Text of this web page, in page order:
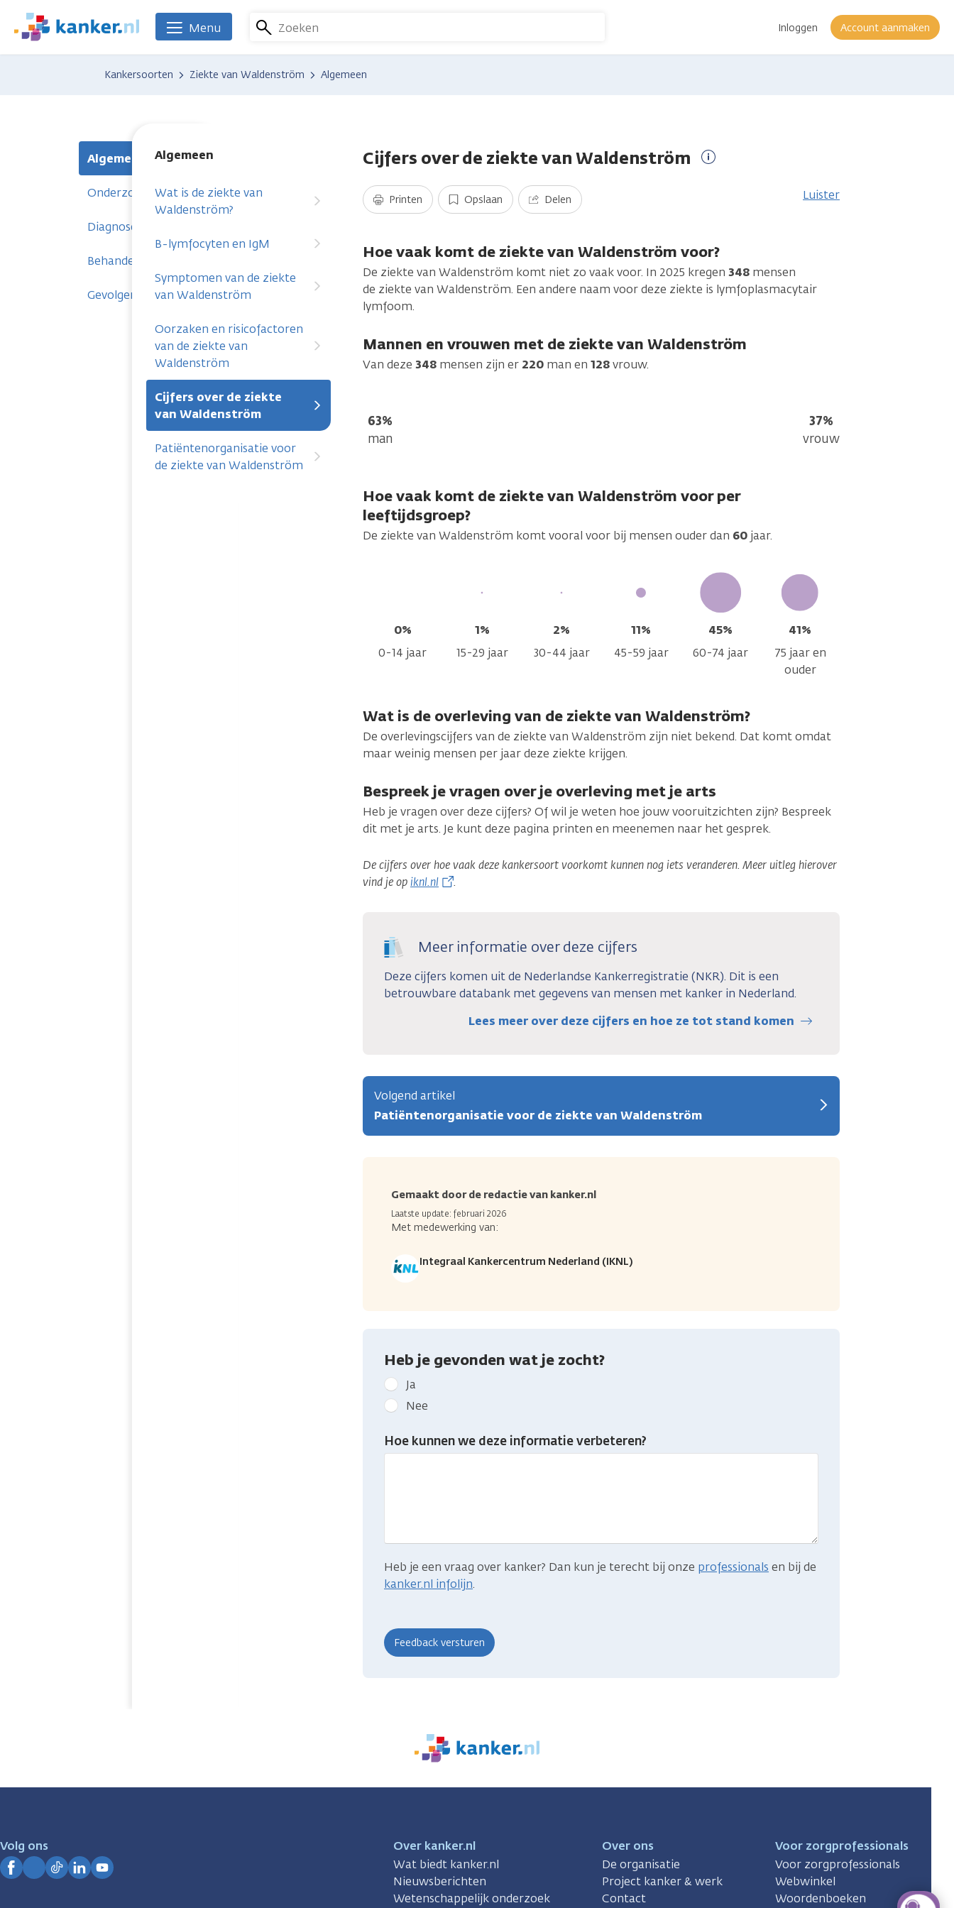
naar
We
zijn
Zoeken Inloggen Account aanmaken
Menu
Kankersoorten Ziekte van Waldenström Algemeen
Algemeen Algemeen
Wat is de ziekte van
Waldenström?
B-lymfocyten en IgM
Symptomen van de ziekte
van Waldenström
Oorzaken en risicofactoren
van de ziekte van
Waldenström
Cijfers over de ziekte
van Waldenström
Patiëntenorganisatie voor
de ziekte van Waldenström
Onderzoeken
Diagnose
Behandelingen
Gevolgen
Cijfers over de ziekte van Waldenström
Printen Opslaan Delen Luister
Hoe vaak komt de ziekte van Waldenström voor?
De ziekte van Waldenström komt niet zo vaak voor. In 2025 kregen 348 mensen
de ziekte van Waldenström. Een andere naam voor deze ziekte is lymfoplasmacytair
lymfoom.
Mannen en vrouwen met de ziekte van Waldenström
Van deze 348 mensen zijn er 220 man en 128vrouw.
63%
man
37%
vrouw
Hoe vaak komt de ziekte van Waldenström voor per
leeftijdsgroep?
De ziekte van Waldenström komt vooral voor bij mensen ouder dan 60 jaar.
0%
0-14 jaar
1%
15-29 jaar
2%
30-44 jaar
11%
45-59 jaar
45%
60-74 jaar
41%
75 jaar en
ouder
Wat is de overleving van de ziekte van Waldenström?
De overlevingscijfers van de ziekte van Waldenström zijn niet bekend. Dat komt omdat
maar weinig mensen per jaar deze ziekte krijgen.
Bespreek je vragen over je overleving met je arts
Heb je vragen over deze cijfers? Of wil je weten hoe jouw vooruitzichten zijn? Bespreek
dit met je arts. Je kunt deze pagina printen en meenemen naar het gesprek.
De cijfers over hoe vaak deze kankersoort voorkomt kunnen nog iets veranderen. Meer uitleg hierover
vind je opiknl.nl .
Meer informatie over deze cijfers
Deze cijfers komen uit de Nederlandse Kankerregistratie (NKR). Dit is een
betrouwbare databank met gegevens van mensen met kanker in Nederland.
Lees meer over deze cijfers en hoe ze tot stand komen
Volgend artikel
Patiëntenorganisatie voor de ziekte van Waldenström
Gemaakt door de redactie van kanker.nl
Laatste update: februari 2026
Met medewerking van:
Integraal Kankercentrum Nederland (IKNL)
Heb je gevonden wat je zocht?
Geef
kanker.nl
feedback:
Heb
je
Ja
Nee
Hoe kunnen we deze informatie verbeteren?
Heb je een vraag over kanker? Dan kun je terecht bij onze professionals en bij de
kanker.nl infolijn.
We
er
Volg ons
Over kanker.nl
Wat biedt kanker.nl
Nieuwsberichten
Wetenschappelijk onderzoek
Over ons
De organisatie
Project kanker & werk
Contact
Voor zorgprofessionals
Voor zorgprofessionals
Webwinkel
Woordenboeken